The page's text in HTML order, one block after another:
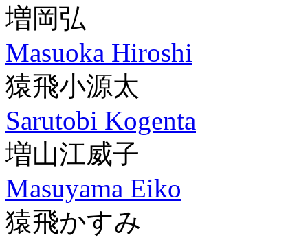
増岡弘
Masuoka Hiroshi
猿飛小源太
Sarutobi Kogenta
増山江威子
Masuyama Eiko
猿飛かすみ